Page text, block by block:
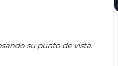
su punto de vista.